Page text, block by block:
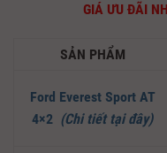
GIÁ ƯU ĐÃI
SẢN PHẨM
Ford Everest Sport AT
4×2 (Chi tiết tại đây)